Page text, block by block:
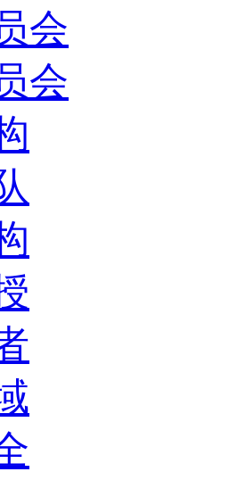
会
会